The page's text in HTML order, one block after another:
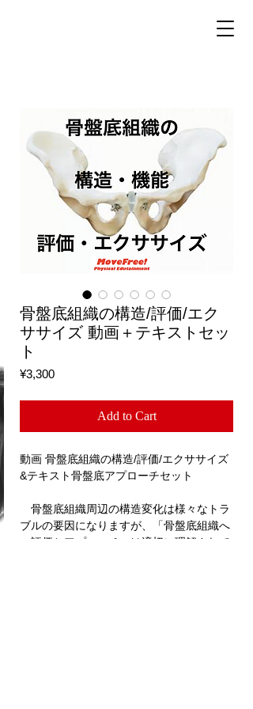
骨盤底組織の構造/評価/エク
ササイズ 動画＋テキストセッ
ト
¥3,300Price
Add to Cart
​動画 骨盤底組織の構造/評価/エクササイズ
&テキスト骨盤底アプローチセット
骨盤底組織周辺の構造変化は様々なトラ
ブルの要因になりますが、「骨盤底組織へ
の評価とアプローチ」は適切に理解されて